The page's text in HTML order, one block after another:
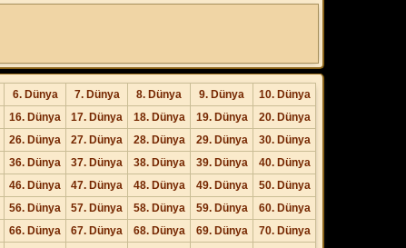
6. Dünya 7. Dünya 8. Dünya 9. Dünya
10. Dünya
16. Dünya 17. Dünya 18. Dünya 19. Dünya
20. Dünya
26. Dünya 27. Dünya 28. Dünya 29. Dünya
30. Dünya
36. Dünya 37. Dünya 38. Dünya 39. Dünya
40. Dünya
46. Dünya 47. Dünya 48. Dünya 49. Dünya
50. Dünya
56. Dünya 57. Dünya 58. Dünya 59. Dünya
60. Dünya
66. Dünya 67. Dünya 68. Dünya 69. Dünya
70. Dünya